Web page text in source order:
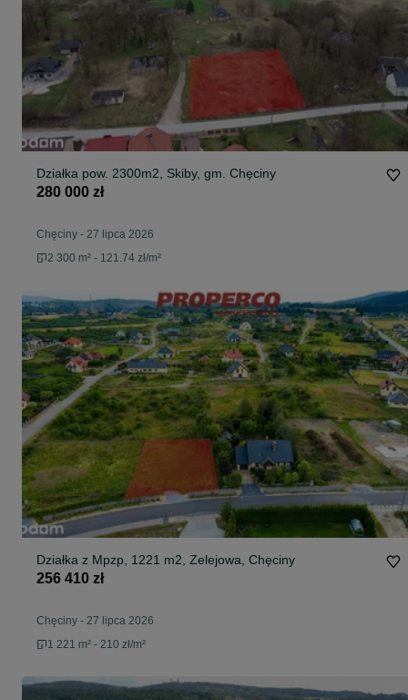
Działka pow. 2300m2, Skiby, gm. Chęciny
280 000 zł
Chęciny - 27 lipca 2026
2 300 m² - 121.74 zł/m²
Działka z Mpzp, 1221 m2, Zelejowa, Chęciny
256 410 zł
Chęciny - 27 lipca 2026
1 221 m² - 210 zł/m²